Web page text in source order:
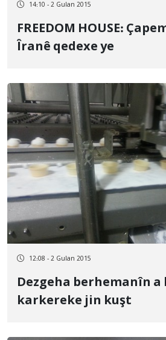
14:10 - 2 Gulan 2015
FREEDOM HOUSE:
Îranê qedexe ye
12:08 - 2 Gulan 2015
Dezgeha berhemanîn
karkereke jin kuşt